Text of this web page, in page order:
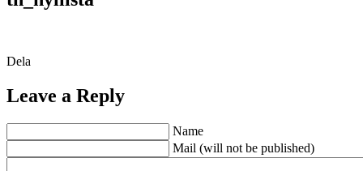
Dela
Leave a Reply
Name
Mail (will not be published)